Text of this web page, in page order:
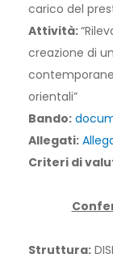
carico del
Attività:
creazione di
orientali”
Bando:
Allegati:
Criteri di
Struttura: